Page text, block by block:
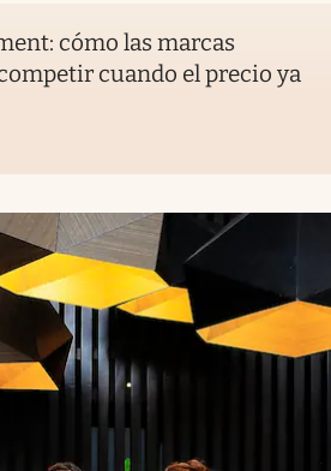
cómo las marcas
cuando el precio ya